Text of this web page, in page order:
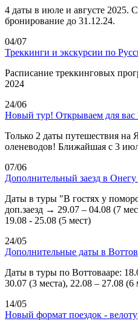
4 даты в июле и августе 2025.
бронирование до 31.12.24.
04/07
Треккинги и экскурсии по
Расписание треккинговых
2024
24/06
Новый тур! Открываем для
Только 2 даты путешествия на
оленеводов! Ближайшая с 3
07/06
Дополнительный заезд в
Даты в туры "В гостях у
доп.заезд → 29.07 – 04.08 (7
19.08 - 25.08 (5 мест)
24/05
Дополнительные даты в
Даты в туры по Воттовааре:
30.07 (3 места), 22.08 – 27.08 (6
14/05
Новый формат поездок -